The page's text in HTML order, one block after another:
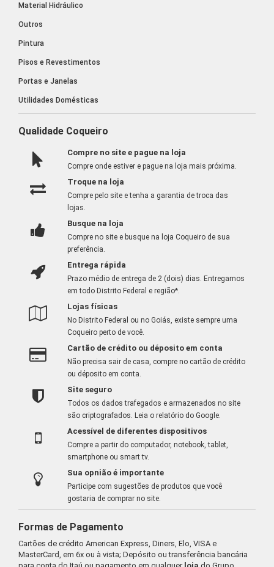
Material Hidráulico
Outros
Pintura
Pisos e Revestimentos
Portas e Janelas
Utilidades Domésticas
Qualidade Coqueiro
Compre no site e pague na loja
Compre onde estiver e pague na loja mais próxima.
Troque na loja
Compre pelo site e tenha a garantia de troca das
lojas.
Busque na loja
Compre no site e busque na loja Coqueiro de sua
preferência.
Entrega rápida
Prazo médio de entrega de 2 (dois) dias. Entregamos
em todo Distrito Federal e região*.
Lojas físicas
No Distrito Federal ou no Goiás, existe sempre uma
Coqueiro perto de você.
Cartão de crédito ou déposito em conta
Não precisa sair de casa, compre no cartão de crédito
ou déposito em conta.
Site seguro
Todos os dados trafegados e armazenados no site
são criptografados. Leia o relatório do Google.
Acessível de diferentes dispositivos
Compre a partir do computador, notebook, tablet,
smartphone ou smart tv.
Sua opnião é importante
Participe com sugestões de produtos que você
gostaria de comprar no site.
Formas de Pagamento
Cartões de crédito American Express, Diners, Elo, VISA e
MasterCard, em 6x ou à vista; Depósito ou transferência bancária